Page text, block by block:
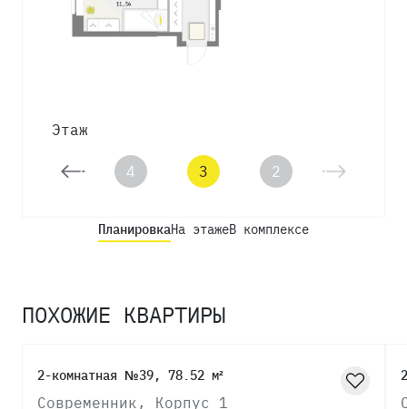
Этаж
5 4 3 2
ПланировкаНа этажеВ комплексе
ПОХОЖИЕ КВАРТИРЫ
2-комнатная №39, 78.52 м²
Современник, Корпус 1